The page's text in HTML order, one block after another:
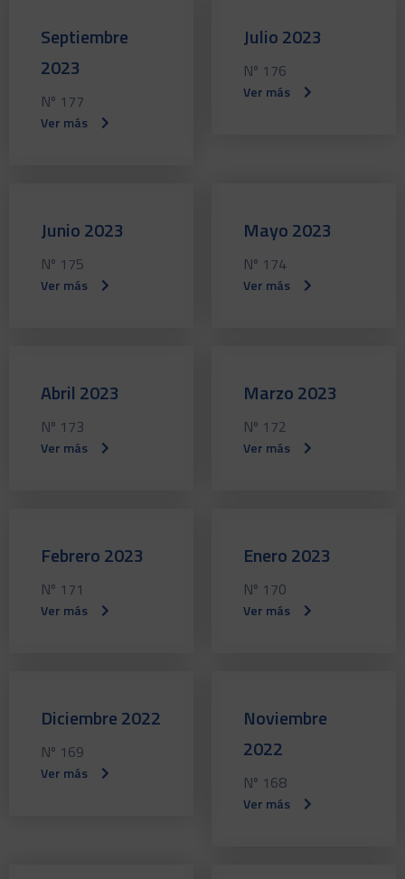
Septiembre
2023
Nº 177
Ver más
Julio 2023
Nº 176
Ver más
Junio 2023
Nº 175
Ver más
Mayo 2023
Nº 174
Ver más
Abril 2023
Nº 173
Ver más
Marzo 2023
Nº 172
Ver más
Febrero 2023
Nº 171
Ver más
Enero 2023
Nº 170
Ver más
Diciembre 2022
Nº 169
Ver más
Noviembre
2022
Nº 168
Ver más